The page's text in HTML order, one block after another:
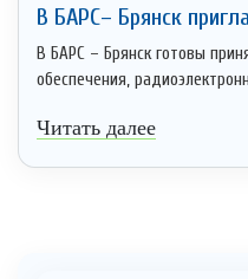
В БАРС– Брянcк
В БАРС – Брянск готовы
обеспечения,
Читать далее